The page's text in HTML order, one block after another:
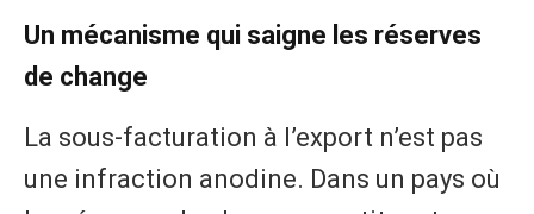
Un mécanisme qui saigne les réserves
de change
La sous-facturation à l’export n’est pas
une infraction anodine. Dans un pays où